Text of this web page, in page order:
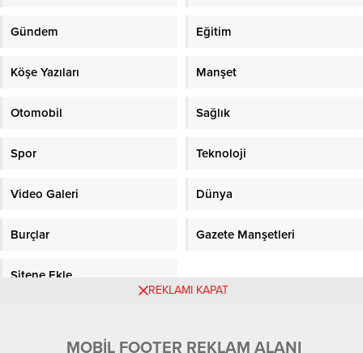
Gündem Eğitim
Köşe Yazıları Manşet
Otomobil Sağlık
Spor Teknoloji
Video Galeri Dünya
Burçlar Gazete Manşetleri
Sitene Ekle
REKLAMI KAPAT
MOBİL FOOTER REKLAM ALANI